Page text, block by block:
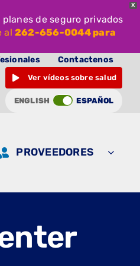
X
de seguro privados
al262-656-0044 para
Contactenos
Ver vídeos sobre salud
ENGLISH ESPAÑOL
PROVEEDORES